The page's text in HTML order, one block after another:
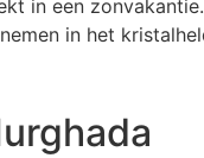
in een
in het